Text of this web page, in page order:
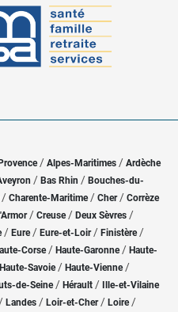
/ Alpes-Maritimes / Ardèche
/ Bas Rhin / Bouches-du-
/ Charente-Maritime/ Cher / Corrèze
/ Creuse/ Deux Sèvres /
/ Eure/ Eure-et-Loir / Finistère/
Corse/ Haute-Garonne/ Haute-
Haute-Savoie/ Haute-Vienne/
de-Seine/ Hérault / Ille-et-Vilaine
Landes / Loir-et-Cher/ Loire/